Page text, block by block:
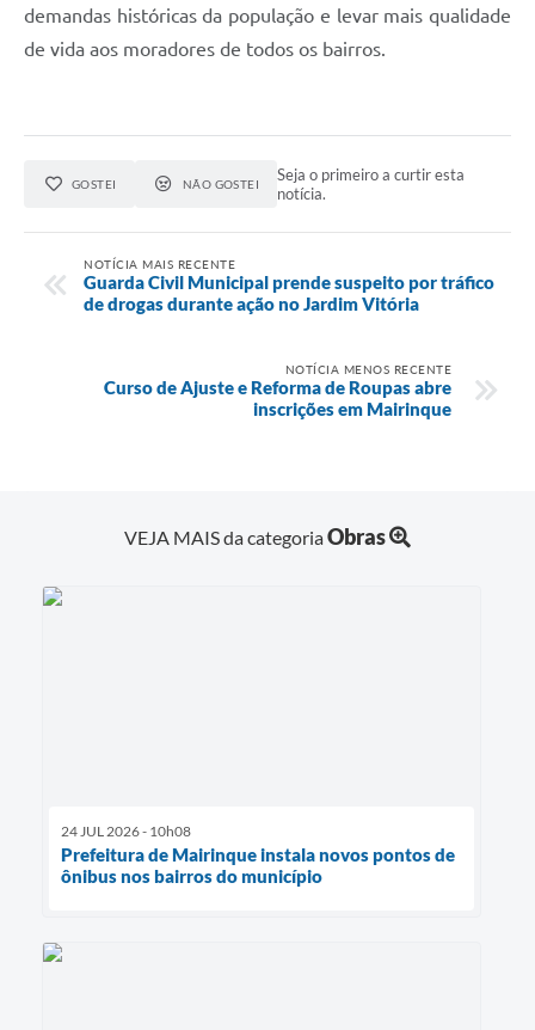
demandas históricas da população e levar mais qualidade
de vida aos moradores de todos os bairros.
GOSTEI NÃO GOSTEI
Seja o primeiro a curtir esta
notícia.
NOTÍCIA MAIS RECENTE
Guarda Civil Municipal prende suspeito por tráfico
de drogas durante ação no Jardim Vitória
NOTÍCIA MENOS RECENTE
Curso de Ajuste e Reforma de Roupas abre
inscrições em Mairinque
VEJA MAIS da categoriaObras
24 JUL 2026 - 10h08
Prefeitura de Mairinque instala novos pontos de
ônibus nos bairros do município